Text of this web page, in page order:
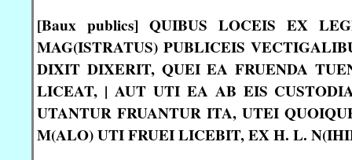
[Baux publics] QUIBUS LOCEIS EX
MAG(ISTRATUS) PUBLICEIS
DIXIT DIXERIT, QUEI EA FRUENDA
LICEAT, | AUT UTI EA AB EIS
UTANTUR FRUANTUR ITA, UTEI
M(ALO) UTI FRUEI LICEBIT, EX H. L.